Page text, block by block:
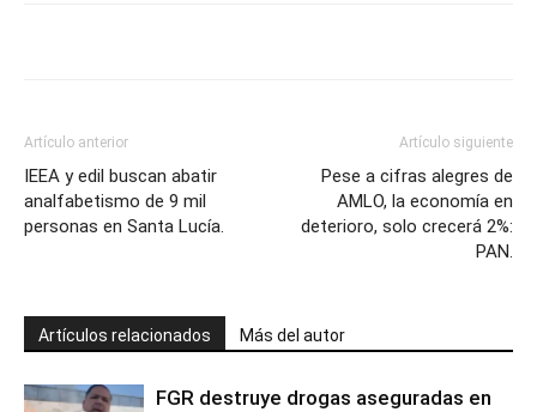
Artículo anterior
IEEA y edil buscan abatir
analfabetismo de 9 mil
personas en Santa Lucía.
Artículo siguiente
Pese a cifras alegres de
AMLO, la economía en
deterioro, solo crecerá 2%:
PAN.
Artículos relacionados Más del autor
FGR destruye drogas aseguradas en